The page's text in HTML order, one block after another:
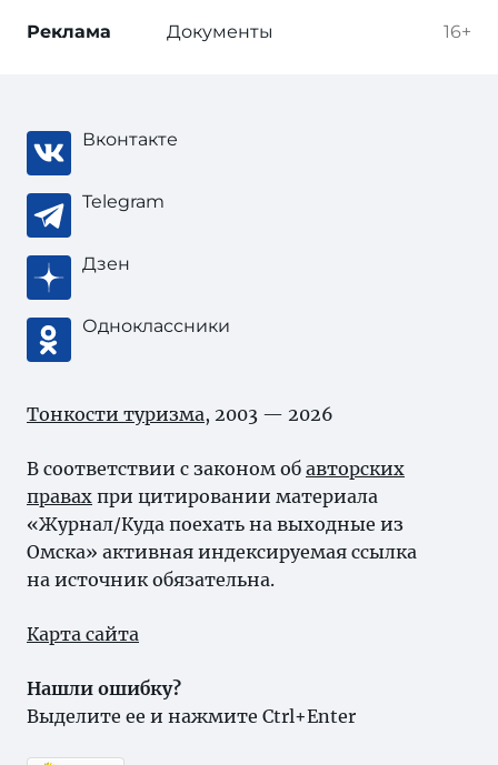
16+
Реклама Документы
Вконтакте
Telegram
Дзен
Одноклассники
Тонкости туризма, 2003 — 2026
В соответствии с законом об авторских
правах при цитировании материала
«Журнал/Куда поехать на выходные из
Омска» активная индексируемая ссылка
на источник обязательна.
Карта сайта
Нашли ошибку?
Выделите ее и нажмите Ctrl+Enter